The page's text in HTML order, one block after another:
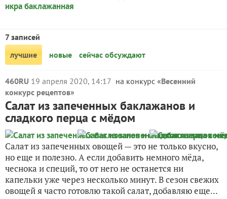
икра баклажанная
7 записей
лучшие
новые сейчас обсуждают
460RU 19 апреля 2020, 14:17 на конкурс «Весенний
конкурс рецептов»
Салат из запеченных баклажанов и
сладкого перца с мёдом
Салат из запеченных овощей — это не только вкусно,
но еще и полезно. А если добавить немного мёда,
чеснока и специй, то от него не останется ни
капельки уже через несколько минут. В сезон свежих
овощей я часто готовлю такой салат, добавляю еще...